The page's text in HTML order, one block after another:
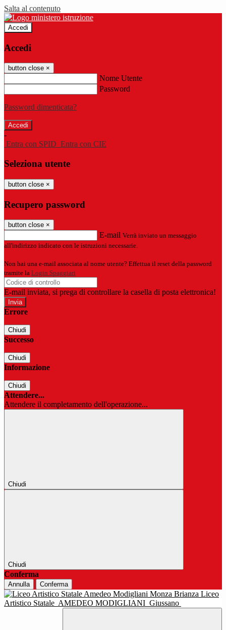
Salta al contenuto
Accedi
Accedi
button close ×
Nome Utente
Password
Password dimenticata?
-
Entra con SPID Entra con CIE
Seleziona utente
button close ×
Recupero password
button close ×
E-mail Verrà inviato un messaggio
all'indirizzo indicato con le istruzioni necessarie.
Non hai una e-mail associata al nome utente? Effettua il reset della password
tramite la Login Spaggiari
E-mail inviata, si prega di controllare la casella di posta elettronica!
Errore
Chiudi
Successo
Chiudi
Informazione
Chiudi
Attendere...
Attendere il completamento dell'operazione...
Chiudi
Chiudi
Conferma
Annulla Conferma
Liceo
Artistico Statale AMEDEO MODIGLIANI Giussano